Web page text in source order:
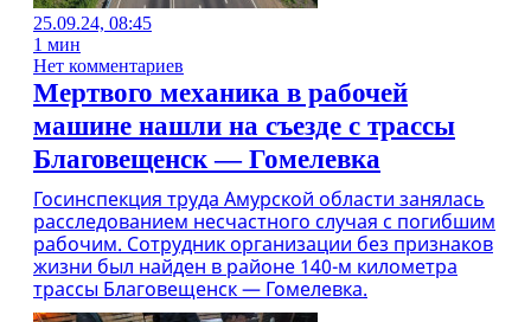
25.09.24, 08:45
1 мин
Нет комментариев
Мертвого механика в рабочей
машине нашли на съезде с трассы
Благовещенск — Гомелевка
Госинспекция труда Амурской области занялась
расследованием несчастного случая с погибшим
рабочим. Сотрудник организации без признаков
жизни был найден в районе 140-м километра
трассы Благовещенск — Гомелевка.